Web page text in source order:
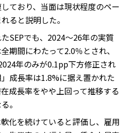
ており、当面は現状程度のペー
ると説明した。
SEPでも、2024～26年の実質
期間にわたって2.0％とされ、
年のみが0.1pp下方修正され
成長率は1.8%に据え置かれた
成長率をやや上回って推移する
。
化を続けていると評価し、雇用